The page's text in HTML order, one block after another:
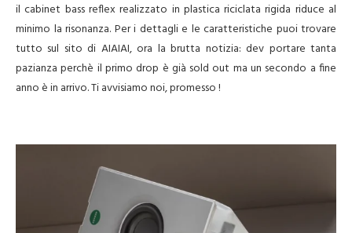
il cabinet bass reflex realizzato in plastica riciclata rigida riduce al
minimo la risonanza. Per i dettagli e le caratteristiche puoi trovare
tutto sul sito di AIAIAI, ora la brutta notizia: dev portare tanta
pazianza perchè il primo drop è già sold out ma un secondo a fine
anno è in arrivo. Ti avvisiamo noi, promesso !